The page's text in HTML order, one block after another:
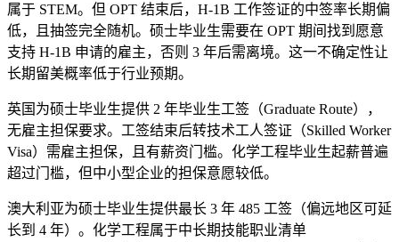
属于 STEM。但 OPT 结束后，H-1B 工作签证的中签率长期偏
低，且抽签完全随机。硕士毕业生需要在 OPT 期间找到愿意
支持 H-1B 申请的雇主，否则 3 年后需离境。这一不确定性让
长期留美概率低于行业预期。
英国为硕士毕业生提供 2 年毕业生工签（Graduate Route），
无雇主担保要求。工签结束后转技术工人签证（Skilled Worker
Visa）需雇主担保，且有薪资门槛。化学工程毕业生起薪普遍
超过门槛，但中小型企业的担保意愿较低。
澳大利亚为硕士毕业生提供最长 3 年 485 工签（偏远地区可延
长到 4 年）。化学工程属于中长期技能职业清单